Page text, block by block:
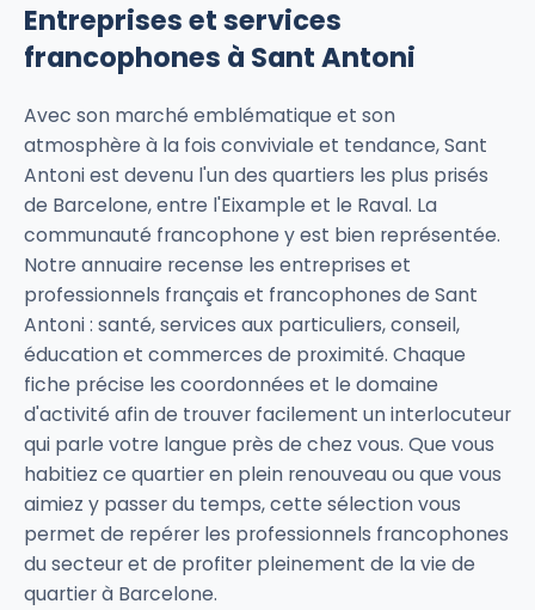
Entreprises et services
francophones à Sant Antoni
Avec son marché emblématique et son
atmosphère à la fois conviviale et tendance, Sant
Antoni est devenu l'un des quartiers les plus prisés
de Barcelone, entre l'Eixample et le Raval. La
communauté francophone y est bien représentée.
Notre annuaire recense les entreprises et
professionnels français et francophones de Sant
Antoni : santé, services aux particuliers, conseil,
éducation et commerces de proximité. Chaque
fiche précise les coordonnées et le domaine
d'activité afin de trouver facilement un interlocuteur
qui parle votre langue près de chez vous. Que vous
habitiez ce quartier en plein renouveau ou que vous
aimiez y passer du temps, cette sélection vous
permet de repérer les professionnels francophones
du secteur et de profiter pleinement de la vie de
quartier à Barcelone.